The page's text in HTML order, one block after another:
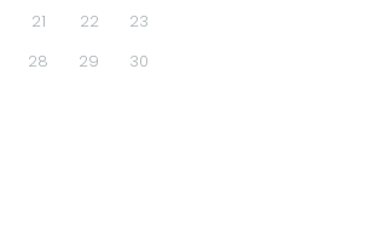
21 22
23
28 29
30